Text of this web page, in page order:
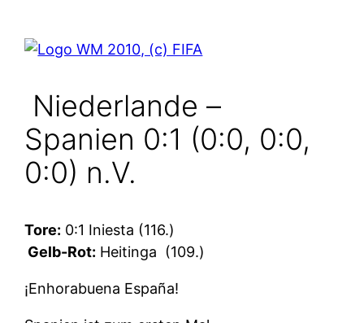
Niederlande –
Spanien 0:1 (0:0, 0:0,
0:0) n.V.
Tore: 0:1 Iniesta (116.)
Gelb-Rot: Heitinga (109.)
¡Enhorabuena España!